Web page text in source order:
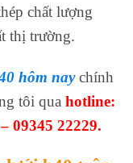
chất lượng
thị trường.
hôm naychính
tôi qua hotline:
09345 22229.